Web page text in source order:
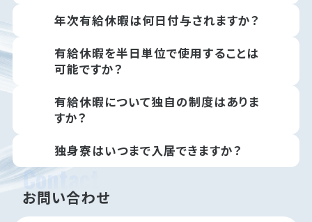
年次有給休暇は何日付与されますか？
有給休暇を半日単位で使用することは
可能ですか？
有給休暇について独自の制度はありま
すか？
独身寮はいつまで入居できますか？
Contact
お問い合わせ